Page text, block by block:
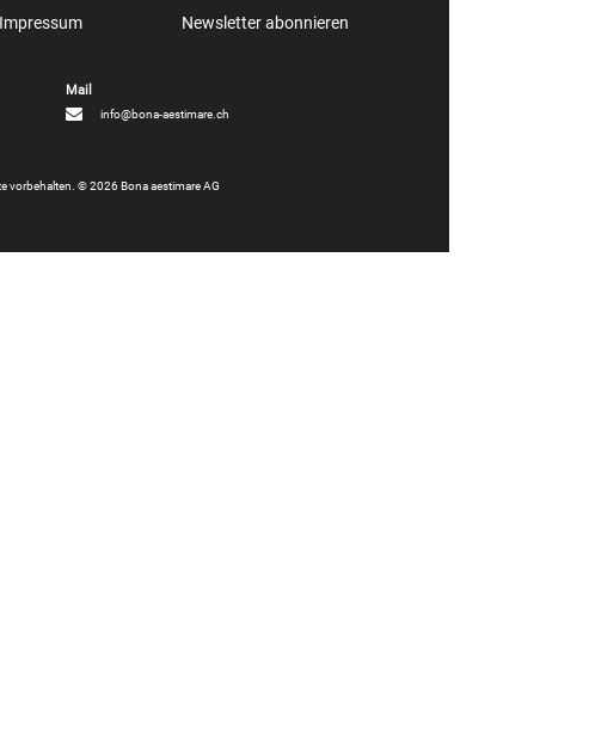
Impressum Newsletter abonnieren
info@bona-aestimare.ch
vorbehalten. © 2026 Bona aestimare AG